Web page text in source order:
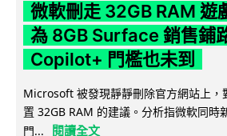
微軟刪走 32GB RAM 遊
為 8GB Surface 銷售鋪
Copilot+ 門檻也未到
Microsoft 被發現靜靜刪除官方網站上，
置 32GB RAM 的建議。分析指微軟同時
門...
閱讀全文